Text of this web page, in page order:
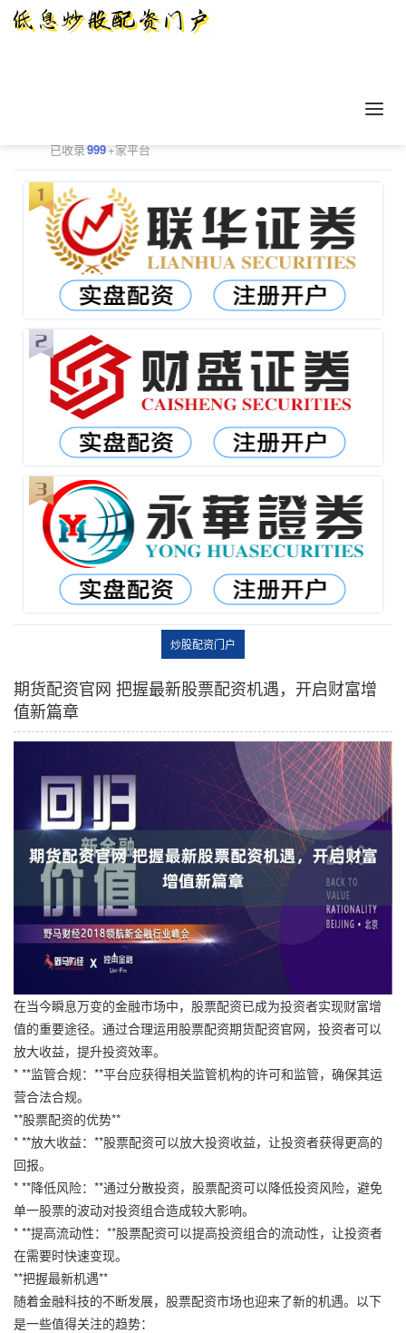
已收录999+家平台
炒股配资门户
期货配资官网 把握最新股票配资机遇，开启财富增
值新篇章
在当今瞬息万变的金融市场中，股票配资已成为投资者实现财富增
值的重要途径。通过合理运用股票配资期货配资官网，投资者可以
放大收益，提升投资效率。
* **监管合规：**平台应获得相关监管机构的许可和监管，确保其运
营合法合规。
**股票配资的优势**
* **放大收益：**股票配资可以放大投资收益，让投资者获得更高的
回报。
* **降低风险：**通过分散投资，股票配资可以降低投资风险，避免
单一股票的波动对投资组合造成较大影响。
* **提高流动性：**股票配资可以提高投资组合的流动性，让投资者
在需要时快速变现。
**把握最新机遇**
随着金融科技的不断发展，股票配资市场也迎来了新的机遇。以下
是一些值得关注的趋势：